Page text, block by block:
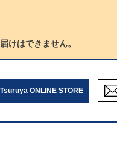
はできません。
Tsuruya ONLINE STORE